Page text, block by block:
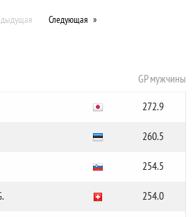
Следующая
GP мужчины
272.9
260.5
254.5
254.0